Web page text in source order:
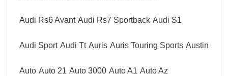
Audi Rs6 Avant Audi Rs7 Sportback Audi S1
Audi Sport Audi Tt Auris Auris Touring Sports Austin
Auto Auto 21 Auto 3000 Auto A1 Auto Az